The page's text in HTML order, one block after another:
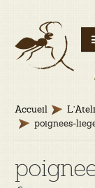
à
au
Accueil
poignees-